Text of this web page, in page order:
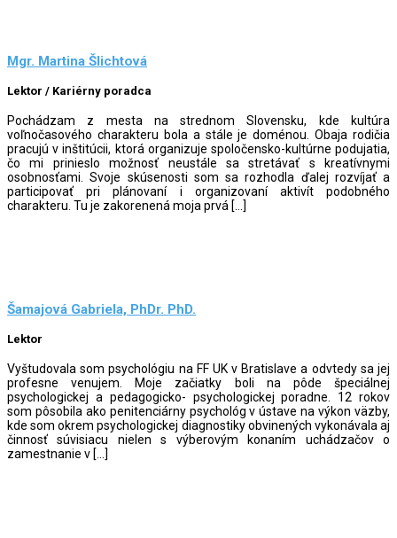
Mgr. Martina Šlichtová
Lektor / Kariérny poradca
Pochádzam z mesta na strednom Slovensku, kde kultúra
voľnočasového charakteru bola a stále je doménou. Obaja rodičia
pracujú v inštitúcii, ktorá organizuje spoločensko-kultúrne podujatia,
čo mi prinieslo možnosť neustále sa stretávať s kreatívnymi
osobnosťami. Svoje skúsenosti som sa rozhodla ďalej rozvíjať a
participovať pri plánovaní i organizovaní aktivít podobného
charakteru. Tu je zakorenená moja prvá […]
Šamajová Gabriela, PhDr. PhD.
Lektor
Vyštudovala som psychológiu na FF UK v Bratislave a odvtedy sa jej
profesne venujem. Moje začiatky boli na pôde špeciálnej
psychologickej a pedagogicko- psychologickej poradne. 12 rokov
som pôsobila ako penitenciárny psychológ v ústave na výkon väzby,
kde som okrem psychologickej diagnostiky obvinených vykonávala aj
činnosť súvisiacu nielen s výberovým konaním uchádzačov o
zamestnanie v […]